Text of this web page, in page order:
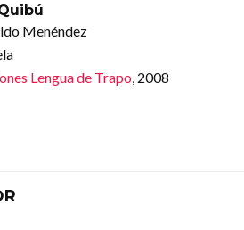
Menéndez
Lengua de Trapo , 2008